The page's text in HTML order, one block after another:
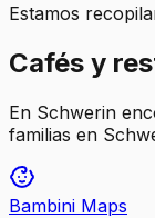
Estamos
Cafés y
En Schwerin
familias en
Bambini Maps